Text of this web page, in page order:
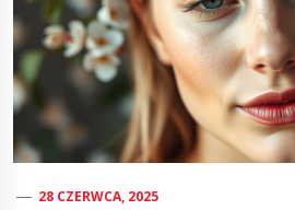
28 CZERWCA, 2025